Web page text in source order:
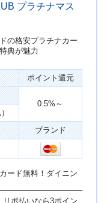
プラチナマス
の格安プラチナカー
典が魅力
ポイント還元
0.5%～
ブランド
ード無料！ダイニン
ボ払いなら3ポイン